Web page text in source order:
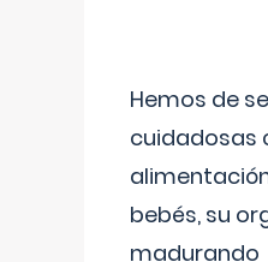
Hemos de
cuidadosas
bebés, su
madurando